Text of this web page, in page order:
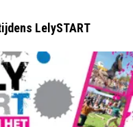
LelySTART